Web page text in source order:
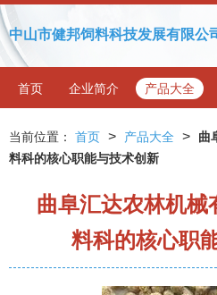
中山市健邦饲料科技发展有限公
首页 企业简介 产品大全
当前位置： 首页 > 产品大全 >
曲
料科的核心职能与技术创新
曲阜汇达农林机械
料科的核心职